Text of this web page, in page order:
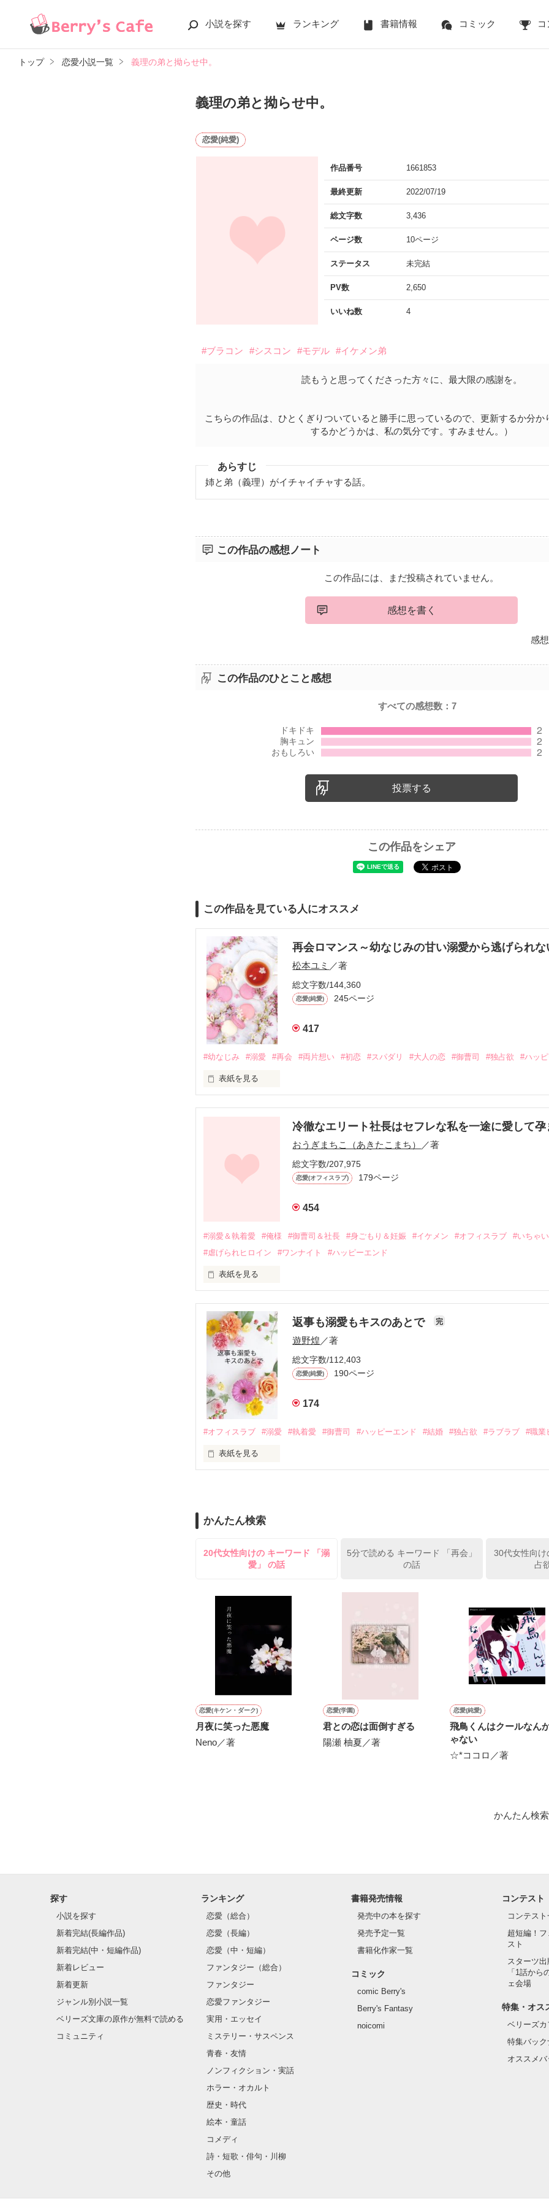
小説を探す ランキング 書籍情報 コミック コ
トップ 恋愛小説一覧 義理の弟と拗らせ中。
義理の弟と拗らせ中。
恋愛(純愛)
作品番号 1661853
最終更新 2022/07/19
総文字数 3,436
ページ数 10ページ
ステータス 未完結
PV数 2,650
いいね数 4
#ブラコン #シスコン #モデル #イケメン弟
読もうと思ってくださった方々に、最大限の感謝を。
こちらの作品は、ひとくぎりついていると勝手に思っているので、更新するか分か
するかどうかは、私の気分です。すみません。）
あらすじ
姉と弟（義理）がイチャイチャする話。
この作品の感想ノート
この作品には、まだ投稿されていません。
感想を書く
感
この作品のひとこと感想
すべての感想数：7
投票する
この作品をシェア
この作品を見ている人にオススメ
再会ロマンス～幼なじみの甘い溺愛から逃げられな
松本ユミ ／著
総文字数/144,360
恋愛(純愛) 245ページ
417
#幼なじみ #溺愛 #再会 #両片想い #初恋 #スパダリ #大人の恋 #御曹司 #独占欲 #ハッ
表紙を見る
しかし、ある出来事をきっかけに二人の関係は壊れてしまう。
関係修復もできないまま、美桜は両親の離婚によって
引っ越すことになり、哲平とも離れ離れになった。
そして、ひょんなことから
酔った勢いで一夜を共にしてしまった。
さらに、美桜が初めてだと知った哲平は
甘やかしてくる。
そんなある日、哲平は美桜がストーカー被害に
遭っていることを知る。
美桜を守るため、哲平は同居を提案してきて――。
夏木美桜(なつきみお)
✕
鳴海哲平 (なるみてっぺい)
止まっていたはずの二人の時間が、再び動き出す。
冷徹なエリート社長はセフレな私を一途に愛して孕
おうぎまちこ（あきたこまち） ／著
総文字数/207,975
恋愛(オフィスラブ) 179ページ
454
#溺愛＆執着愛 #俺様 #御曹司＆社長 #身ごもり＆妊娠 #イケメン #オフィスラブ
#いちゃ
#虐げられヒロイン
#ワンナイト #ハッピーエンド
表紙を見る
帰国後、美桜は新しい職場でワンナイトした美青年と再会。なんと彼の正体は、とあ
も関わらず、一族を離れて起業した新進気鋭の実業家、社内でも冷徹だと評判な社長
人だったのだ――！
なぜか恭司から飼い猫の世話係を命じられた美桜は、猫の世話を口実にしばしば呼び
返事も溺愛もキスのあとで 完
遊野煌 ／著
総文字数/112,403
恋愛(純愛) 190ページ
174
#オフィスラブ #溺愛 #執着愛 #御曹司 #ハッピーエンド #結婚 #独占欲 #ラブラブ #職業
表紙を見る
雪瀬鷹哉（29）が『──俺と結婚してくれないか』といきなりプロポーズをしてきた上
鷹哉『宜しくな、俺の雛子』🦅
雛子『俺の……ひぃ、雛子？！！！』🐥
シゴデキで冷徹な上司が見せる素顔は、なぜか想像以上に甘くて……🐥💓🦅
※表紙も作中使用の画像も全てフリー素材です。
※執筆期間2026.6.3〜7.20完結です。
※他サイトさんにて恋愛トレンド1位でした〜良かったら読んで頂けると嬉しいです。
かんたん検索
20代女性向けの キーワード 「溺
愛」 の話
5分で読める キーワード 「再会」
の話
30代女性向け
占
恋愛(キケン・ダーク)
月夜に笑った悪魔
Neno／著
恋愛(学園)
君との恋は面倒すぎる
陽瀬 柚夏／著
恋愛(純愛)
飛鳥くんはクールなん
ゃない
☆*ココロ／著
かんたん検
探す
小説を探す
新着完結(長編作品)
新着完結(中・短編作品)
新着レビュー
新着更新
ジャンル別小説一覧
ベリーズ文庫の原作が無料で読める
コミュニティ
ランキング
恋愛（総合）
恋愛（長編）
恋愛（中・短編）
ファンタジー（総合）
ファンタジー
恋愛ファンタジー
実用・エッセイ
ミステリー・サスペンス
青春・友情
ノンフィクション・実話
ホラー・オカルト
歴史・時代
絵本・童話
コメディ
詩・短歌・俳句・川柳
その他
書籍発売情報
発売中の本を探す
発売予定一覧
書籍化作家一覧
コミック
comic Berry's
Berry's Fantasy
noicomi
コンテスト
コンテスト
超短編！
スト
スターツ
「1話から
ェ会場
特集・オス
ベリーズ
特集バック
オススメ